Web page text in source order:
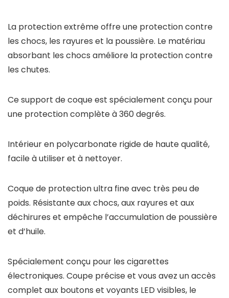
La protection extrême offre une protection contre
les chocs, les rayures et la poussière. Le matériau
absorbant les chocs améliore la protection contre
les chutes.
Ce support de coque est spécialement conçu pour
une protection complète à 360 degrés.
Intérieur en polycarbonate rigide de haute qualité,
facile à utiliser et à nettoyer.
Coque de protection ultra fine avec très peu de
poids. Résistante aux chocs, aux rayures et aux
déchirures et empêche l’accumulation de poussière
et d’huile.
Spécialement conçu pour les cigarettes
électroniques. Coupe précise et vous avez un accès
complet aux boutons et voyants LED visibles, le